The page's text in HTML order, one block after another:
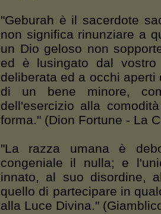
"Geburah è il sacerdote
non significa rinunziare a
un Dio geloso non
ed è lusingato dal
deliberata ed a occhi
di un bene minore,
dell'esercizio alla
forma." (Dion Fortune - La
"La razza umana è
congeniale il nulla; e
innato, al suo disordine,
quello di partecipare in
alla Luce Divina."